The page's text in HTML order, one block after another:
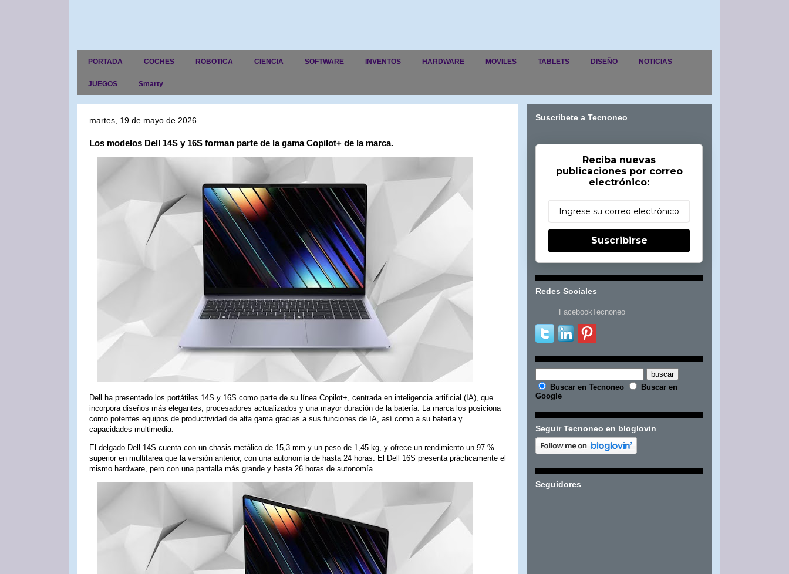
PORTADA COCHES ROBOTICA CIENCIA SOFTWARE INVENTOS HARDWARE MOVILES TABLETS DISEÑO NOTICIAS
JUEGOS Smarty
martes, 19 de mayo de 2026
Los modelos Dell 14S y 16S forman parte de la gama Copilot+ de la marca.
Dell ha presentado los portátiles 14S y 16S como parte de su línea Copilot+, centrada en inteligencia artificial (IA), que
incorpora diseños más elegantes, procesadores actualizados y una mayor duración de la batería. La marca los posiciona
como potentes equipos de productividad de alta gama gracias a sus funciones de IA, así como a su batería y
capacidades multimedia.
El delgado Dell 14S cuenta con un chasis metálico de 15,3 mm y un peso de 1,45 kg, y ofrece un rendimiento un 97 %
superior en multitarea que la versión anterior, con una autonomía de hasta 24 horas. El Dell 16S presenta prácticamente el
mismo hardware, pero con una pantalla más grande y hasta 26 horas de autonomía.
Suscribete a Tecnoneo
Reciba nuevas
publicaciones por correo
electrónico:
Suscribirse
Redes Sociales
FacebookTecnoneo
Buscar en Tecnoneo
Buscar en
Google
Seguir Tecnoneo en bloglovin
Seguidores